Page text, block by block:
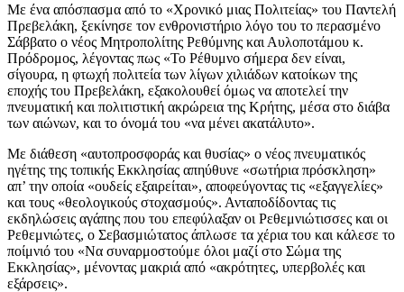
Με ένα απόσπασμα από το «Χρονικό μιας Πολιτείας» του Παντελή
Πρεβελάκη, ξεκίνησε τον ενθρονιστήριο λόγο του το περασμένο
Σάββατο ο νέος Μητροπολίτης Ρεθύμνης και Αυλοποτάμου κ.
Πρόδρομος, λέγοντας πως «Το Ρέθυμνο σήμερα δεν είναι,
σίγουρα, η φτωχή πολιτεία των λίγων χιλιάδων κατοίκων της
εποχής του Πρεβελάκη, εξακολουθεί όμως να αποτελεί την
πνευματική και πολιτιστική ακρώρεια της Κρήτης, μέσα στο διάβα
των αιώνων, και το όνομά του «να μένει ακατάλυτο».
Με διάθεση «αυτοπροσφοράς και θυσίας» ο νέος πνευματικός
ηγέτης της τοπικής Εκκλησίας απηύθυνε «σωτήρια πρόσκληση»
απ’ την οποία «ουδείς εξαιρείται», αποφεύγοντας τις «εξαγγελίες»
και τους «θεολογικούς στοχασμούς». Ανταποδίδοντας τις
εκδηλώσεις αγάπης που του επεφύλαξαν οι Ρεθεμνιώτισσες και οι
Ρεθεμνιώτες, ο Σεβασμιώτατος άπλωσε τα χέρια του και κάλεσε το
ποίμνιό του «Να συναρμοστούμε όλοι μαζί στο Σώμα της
Εκκλησίας», μένοντας μακριά από «ακρότητες, υπερβολές και
εξάρσεις».